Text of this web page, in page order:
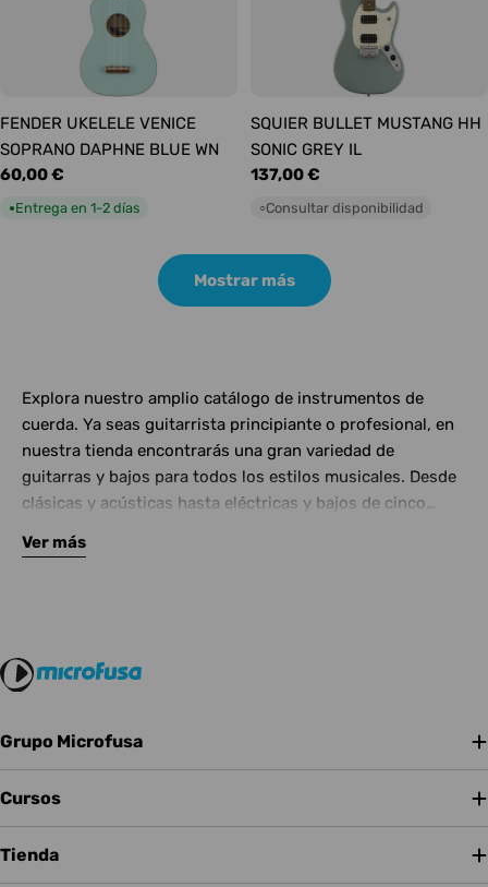
FENDER UKELELE VENICE
SOPRANO DAPHNE BLUE WN
Precio
habitual
60,00 €
●Entrega en 1-2 días
SQUIER BULLET MUSTANG HH
SONIC GREY IL
Precio
habitual
137,00 €
○Consultar disponibilidad
Mostrar más
Explora nuestro amplio catálogo de instrumentos de
cuerda. Ya seas guitarrista principiante o profesional, en
nuestra tienda encontrarás una gran variedad de
guitarras y bajos para todos los estilos musicales. Desde
clásicas y acústicas hasta eléctricas y bajos de cinco
Complementa tu instrumento con amplificadores de
Ver más
Grupo Microfusa
Cursos
Tienda